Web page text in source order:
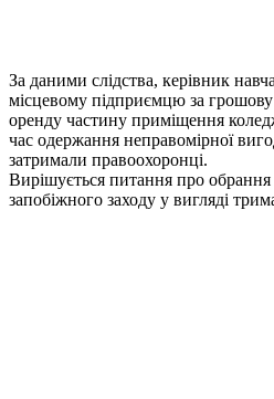
За даними слідства, керівник
місцевому підприємцю за
оренду частину приміщення
час одержання неправомірної
затримали правоохоронці.
Вирішується питання про
запобіжного заходу у вигляді